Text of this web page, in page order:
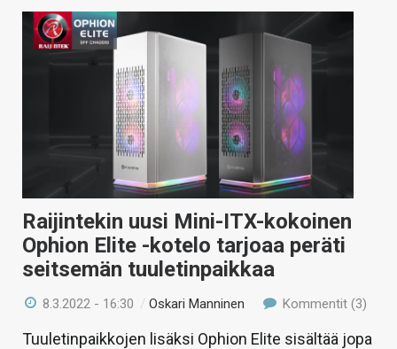
Raijintekin uusi Mini-ITX-kokoinen
Ophion Elite -kotelo tarjoaa peräti
seitsemän tuuletinpaikkaa
8.3.2022 - 16:30 /Oskari Manninen Kommentit (3)
Tuuletinpaikkojen lisäksi Ophion Elite sisältää jopa